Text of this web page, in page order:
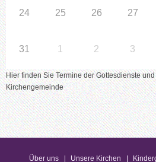
24 25 26 27
31 1 2 3
Hier finden Sie Termine der Gottesdienste
Kirchengemeinde
Über uns Unsere Kirchen